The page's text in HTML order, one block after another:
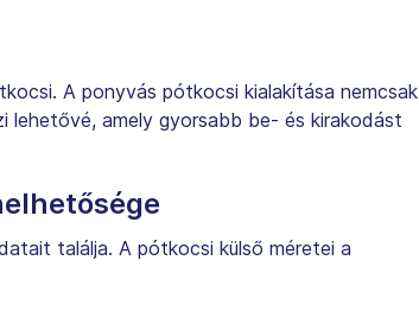
A ponyvás pótkocsi kialakítása nemcsak
amely gyorsabb be- és kirakodást
találja. A pótkocsi külső méretei a